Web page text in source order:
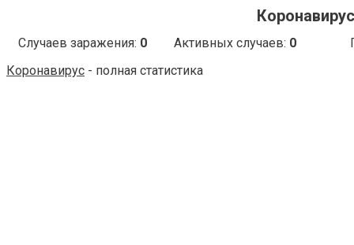
Случаев заражения: 0 Активных случаев: 0
Коронавирус - полная статистика